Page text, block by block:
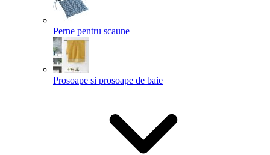
Perne pentru scaune
Prosoape si prosoape de baie